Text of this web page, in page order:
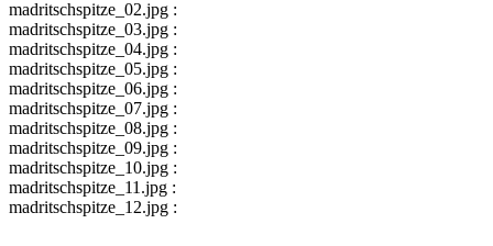
madritschspitze_02.jpg :
madritschspitze_03.jpg :
madritschspitze_04.jpg :
madritschspitze_05.jpg :
madritschspitze_06.jpg :
madritschspitze_07.jpg :
madritschspitze_08.jpg :
madritschspitze_09.jpg :
madritschspitze_10.jpg :
madritschspitze_11.jpg :
madritschspitze_12.jpg :